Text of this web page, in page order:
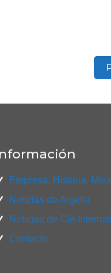
Empresa: Historia,
Noticias de Argelia
Noticias de Cle
Contacto